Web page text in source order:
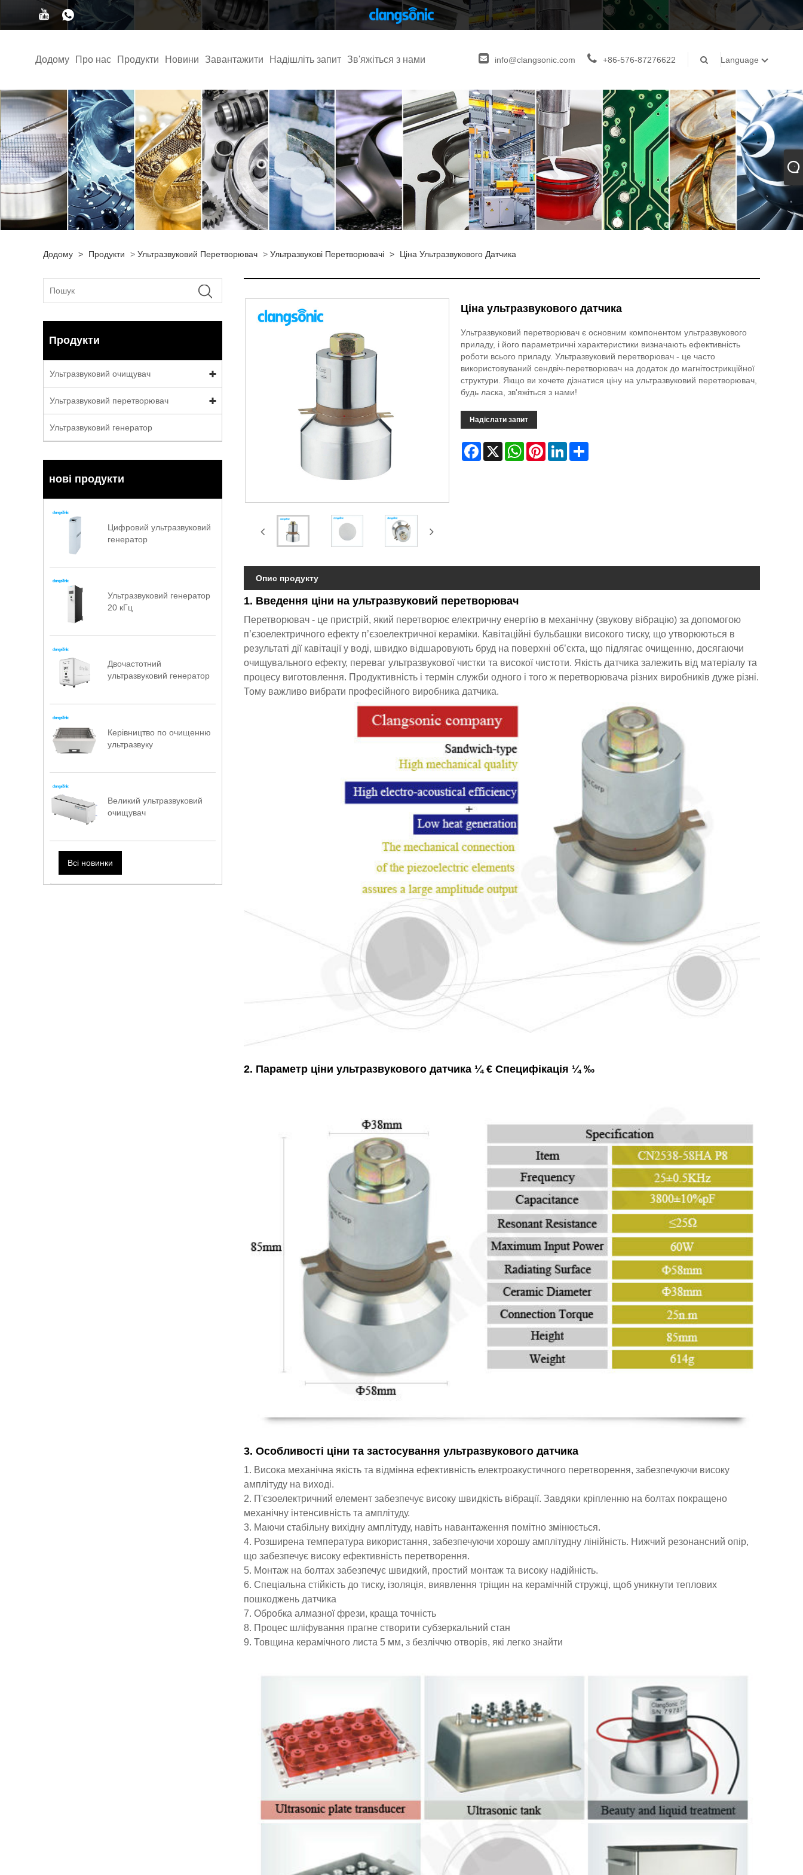
Додому Про нас Продукти Новини Завантажити Надішліть запит Зв'яжіться з нами info@clangsonic.com +86-576-87276622 Language
Додому > Продукти > Ультразвуковий Перетворювач > Ультразвукові Перетворювачі > Ціна Ультразвукового Датчика
Продукти
Ультразвуковий очищувач
Ультразвуковий перетворювач
Ультразвуковий генератор
нові продукти
Цифровий ультразвуковий
генератор
Ультразвуковий генератор
20 кГц
Двочастотний
ультразвуковий генератор
Керівництво по очищенню
ультразвуку
Великий ультразвуковий
очищувач
Всі новинки
Ціна ультразвукового датчика
Ультразвуковий перетворювач є основним компонентом ультразвукового
приладу, і його параметричні характеристики визначають ефективність
роботи всього приладу. Ультразвуковий перетворювач - це часто
використовуваний сендвіч-перетворювач на додаток до магнітострикційної
структури. Якщо ви хочете дізнатися ціну на ультразвуковий перетворювач,
будь ласка, зв'яжіться з нами!
Надіслати запит
Facebook
X WhatsAppPinterestLinkedInShare
Опис продукту
1. Введення ціни на ультразвуковий перетворювач
Перетворювач - це пристрій, який перетворює електричну енергію в механічну (звукову вібрацію) за допомогою
п’єзоелектричного ефекту п’єзоелектричної кераміки. Кавітаційні бульбашки високого тиску, що утворюються в
результаті дії кавітації у воді, швидко відшаровують бруд на поверхні об’єкта, що підлягає очищенню, досягаючи
очищувального ефекту, переваг ультразвукової чистки та високої чистоти. Якість датчика залежить від матеріалу та
процесу виготовлення. Продуктивність і термін служби одного і того ж перетворювача різних виробників дуже різні.
Тому важливо вибрати професійного виробника датчика.
2. Параметр ціни ультразвукового датчика ¼ € Специфікація ¼ ‰
3. Особливості ціни та застосування ультразвукового датчика
1. Висока механічна якість та відмінна ефективність електроакустичного перетворення, забезпечуючи високу
амплітуду на виході.
2. П'єзоелектричний елемент забезпечує високу швидкість вібрації. Завдяки кріпленню на болтах покращено
механічну інтенсивність та амплітуду.
3. Маючи стабільну вихідну амплітуду, навіть навантаження помітно змінюється.
4. Розширена температура використання, забезпечуючи хорошу амплітудну лінійність. Нижчий резонансний опір,
що забезпечує високу ефективність перетворення.
5. Монтаж на болтах забезпечує швидкий, простий монтаж та високу надійність.
6. Спеціальна стійкість до тиску, ізоляція, виявлення тріщин на керамічній стружці, щоб уникнути теплових
пошкоджень датчика
7. Обробка алмазної фрези, краща точність
8. Процес шліфування прагне створити субзеркальний стан
9. Товщина керамічного листа 5 мм, з безліччю отворів, які легко знайти